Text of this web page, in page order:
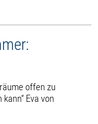
offen zu
Eva von